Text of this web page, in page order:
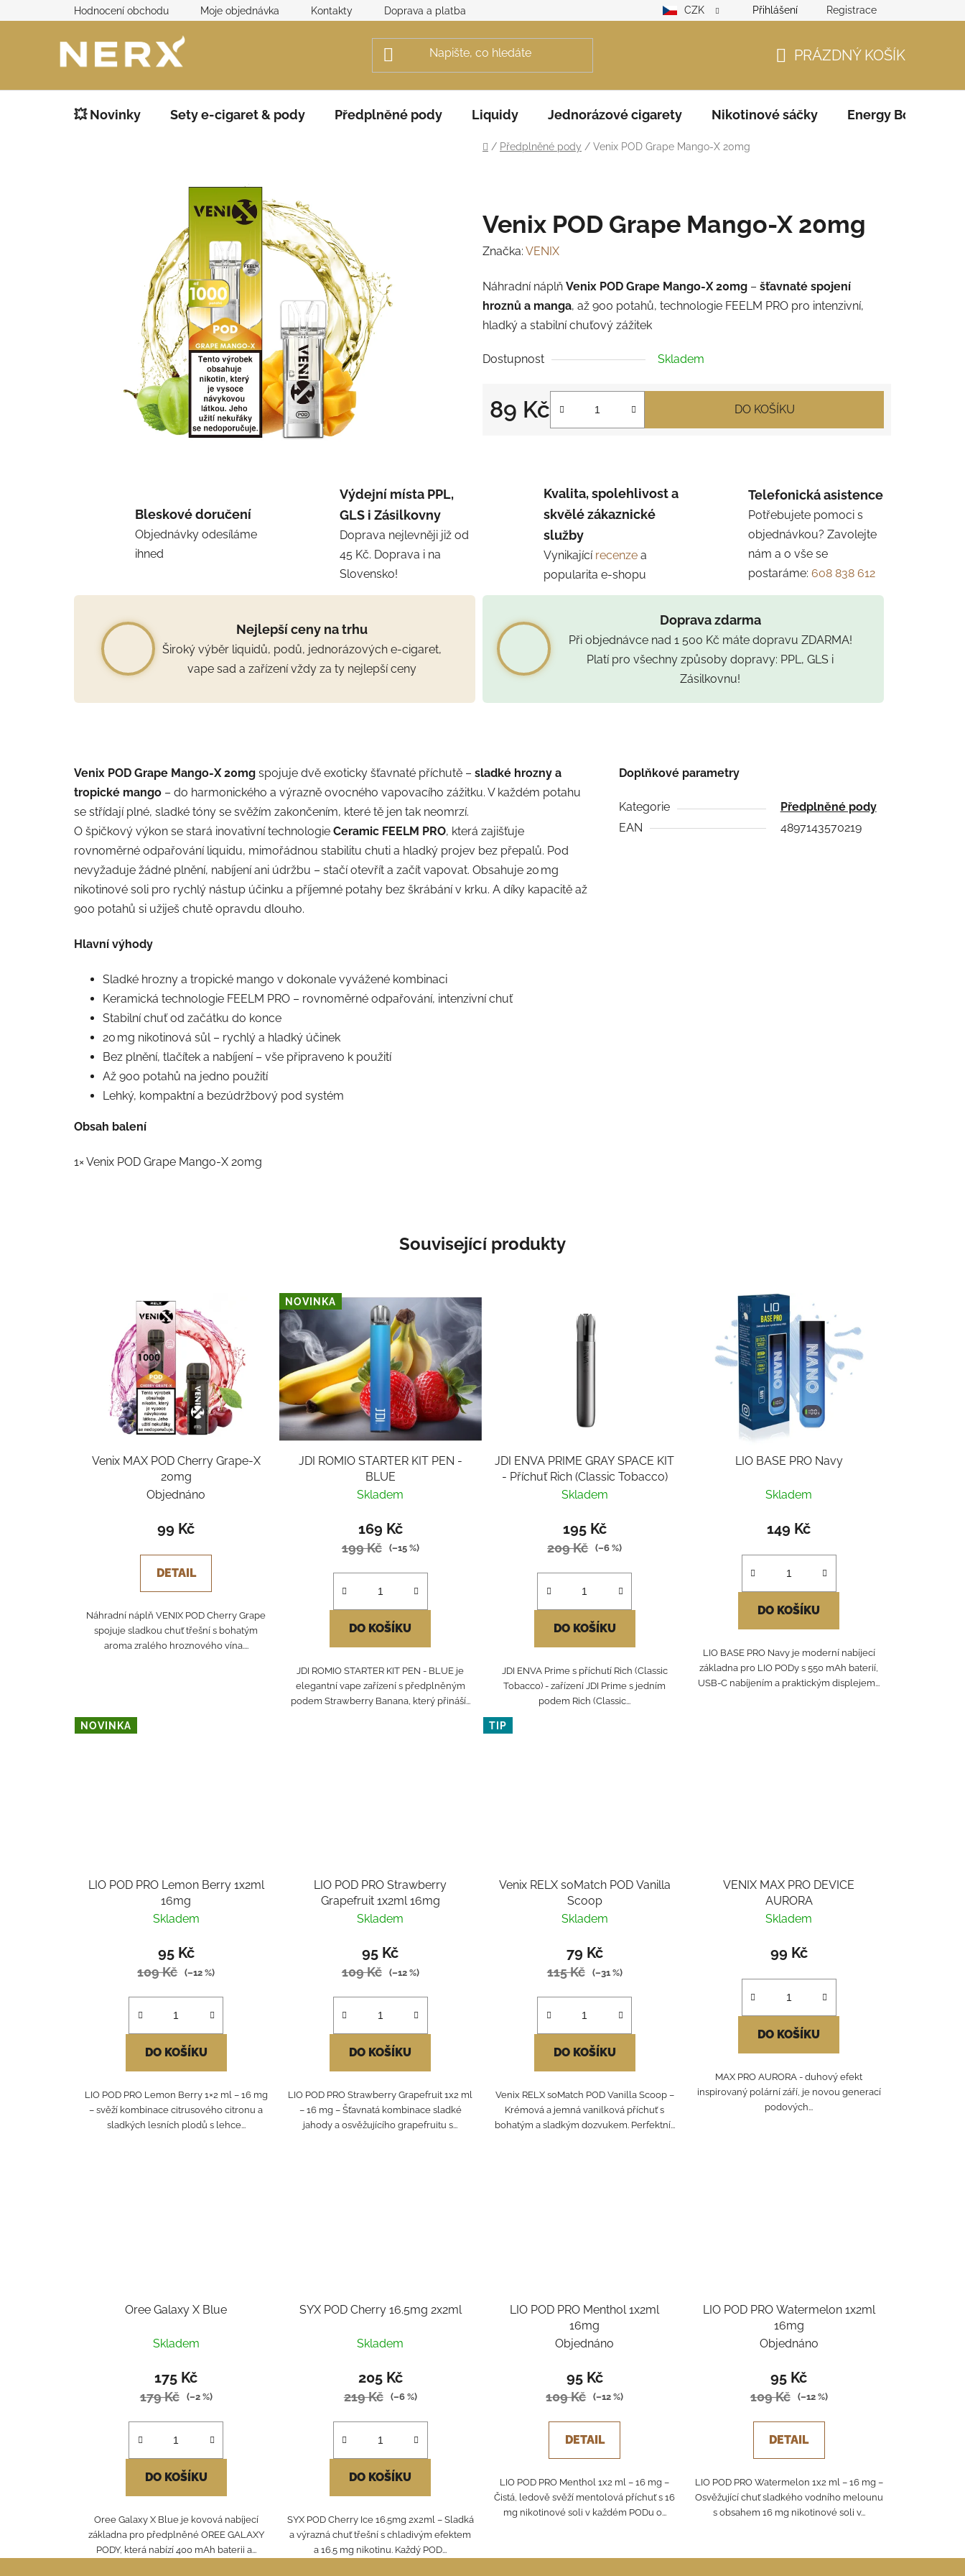
na
Hodnocení obchodu Moje objednávka Kontakty Doprava a platba Reklamační řád GDPR Zodpovědný prodejce – ověření věku
CZK Přihlášení Registrace
KOŠÍK
PRÁZDNÝ KOŠÍK
💥 Novinky Sety e-cigaret & pody Předplněné pody Liquidy Jednorázové cigarety Nikotinové sáčky Energy Boosters
Domů
/ Předplněné pody / Venix POD Grape Mango-X 20mg
Venix POD Grape Mango-X 20mg
Značka: VENIX
Náhradní náplň Venix POD Grape Mango-X 20mg – šťavnaté spojení
hroznů a manga, až 900 potahů, technologie FEELM PRO pro intenzivní,
hladký a stabilní chuťový zážitek
Dostupnost Skladem
89 Kč
Měrná cena:
DO KOŠÍKU
Bleskové doručení
Objednávky odesíláme
ihned
Výdejní místa PPL,
GLS i Zásilkovny
Doprava nejlevněji již od
45 Kč. Doprava i na
Slovensko!
Kvalita, spolehlivost a
skvělé zákaznické
služby
Vynikající recenze a
popularita e-shopu
Telefonická asistence
Potřebujete pomoci s
objednávkou? Zavolejte
nám a o vše se
postaráme: 608 838 612
Nejlepší ceny na trhu
Široký výběr liquidů, podů, jednorázových e-cigaret,
vape sad a zařízení vždy za ty nejlepší ceny
Doprava zdarma
Při objednávce nad 1 500 Kč máte dopravu ZDARMA!
Platí pro všechny způsoby dopravy: PPL, GLS i
Zásilkovnu!
Venix POD Grape Mango-X 20mg spojuje dvě exoticky šťavnaté příchutě – sladké hrozny a
tropické mango – do harmonického a výrazně ovocného vapovacího zážitku. V každém potahu
se střídají plné, sladké tóny se svěžím zakončením, které tě jen tak neomrzí.
O špičkový výkon se stará inovativní technologie Ceramic FEELM PRO, která zajišťuje
rovnoměrné odpařování liquidu, mimořádnou stabilitu chuti a hladký projev bez přepalů. Pod
nevyžaduje žádné plnění, nabíjení ani údržbu – stačí otevřít a začít vapovat. Obsahuje 20 mg
nikotinové soli pro rychlý nástup účinku a příjemné potahy bez škrábání v krku. A díky kapacitě až
900 potahů si užiješ chutě opravdu dlouho.
Hlavní výhody
Sladké hrozny a tropické mango v dokonale vyvážené kombinaci
Keramická technologie FEELM PRO – rovnoměrné odpařování, intenzivní chuť
Stabilní chuť od začátku do konce
20 mg nikotinová sůl – rychlý a hladký účinek
Bez plnění, tlačítek a nabíjení – vše připraveno k použití
Až 900 potahů na jedno použití
Lehký, kompaktní a bezúdržbový pod systém
Obsah balení
1× Venix POD Grape Mango-X 20mg
Doplňkové parametry
Kategorie
Předplněné pody
EAN
4897143570219
Související produkty
Venix MAX POD Cherry Grape-X
20mg
Objednáno
99 Kč
DETAIL
Náhradní náplň VENIX POD Cherry Grape
spojuje sladkou chuť třešní s bohatým
aroma zralého hroznového vína....
NOVINKA
JDI ROMIO STARTER KIT PEN -
BLUE
Skladem
169 Kč
199 Kč (–15 %)
DO KOŠÍKU
JDI ROMIO STARTER KIT PEN - BLUE je
elegantní vape zařízení s předplněným
podem Strawberry Banana, který přináší...
JDI ENVA PRIME GRAY SPACE KIT
- Příchuť Rich (Classic Tobacco)
Skladem
195 Kč
209 Kč (–6 %)
DO KOŠÍKU
JDI ENVA Prime s příchutí Rich (Classic
Tobacco) - zařízení JDI Prime s jedním
podem Rich (Classic...
LIO BASE PRO Navy
Skladem
149 Kč
DO KOŠÍKU
LIO BASE PRO Navy je moderní nabíjecí
základna pro LIO PODy s 550 mAh baterií,
USB-C nabíjením a praktickým displejem...
NOVINKA
LIO POD PRO Lemon Berry 1x2ml
16mg
Skladem
95 Kč
109 Kč (–12 %)
DO KOŠÍKU
LIO POD PRO Lemon Berry 1×2 ml – 16 mg
– svěží kombinace citrusového citronu a
sladkých lesních plodů s lehce...
LIO POD PRO Strawberry
Grapefruit 1x2ml 16mg
Skladem
95 Kč
109 Kč (–12 %)
DO KOŠÍKU
LIO POD PRO Strawberry Grapefruit 1x2 ml
– 16 mg – Šťavnatá kombinace sladké
jahody a osvěžujícího grapefruitu s...
TIP
Venix RELX soMatch POD Vanilla
Scoop
Skladem
79 Kč
115 Kč (–31 %)
DO KOŠÍKU
Venix RELX soMatch POD Vanilla Scoop –
Krémová a jemná vanilková příchuť s
bohatým a sladkým dozvukem. Perfektní...
VENIX MAX PRO DEVICE
AURORA
Skladem
99 Kč
DO KOŠÍKU
MAX PRO AURORA - duhový efekt
inspirovaný polární září, je novou generací
podových...
Oree Galaxy X Blue
Skladem
175 Kč
179 Kč (–2 %)
DO KOŠÍKU
Oree Galaxy X Blue je kovová nabíjecí
základna pro předplněné OREE GALAXY
PODY, která nabízí 400 mAh baterii a...
SYX POD Cherry 16.5mg 2x2ml
Skladem
205 Kč
219 Kč (–6 %)
DO KOŠÍKU
SYX POD Cherry Ice 16.5mg 2x2ml – Sladká
a výrazná chuť třešní s chladivým efektem
a 16.5 mg nikotinu. Každý POD...
LIO POD PRO Menthol 1x2ml
16mg
Objednáno
95 Kč
109 Kč (–12 %)
DETAIL
LIO POD PRO Menthol 1x2 ml – 16 mg –
Čistá, ledově svěží mentolová příchuť s 16
mg nikotinové soli v každém PODu o...
LIO POD PRO Watermelon 1x2ml
16mg
Objednáno
95 Kč
109 Kč (–12 %)
DETAIL
LIO POD PRO Watermelon 1x2 ml – 16 mg –
Osvěžující chuť sladkého vodního melounu
s obsahem 16 mg nikotinové soli v...